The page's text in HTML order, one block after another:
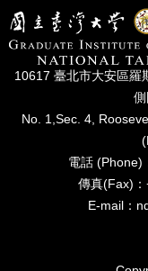
口
試
區
所
10617 臺北市⼤安區羅
側
No. 1,Sec. 4,
電話 (Phone)
傳真(Fax)
E-mail：